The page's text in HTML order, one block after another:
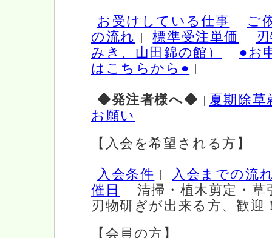
お受けしている仕事
ご
の流れ
標準受注単価
みき、山田錦の館）
●お
はこちらから●
◆発注者様へ◆
夏期除
お願い
【入会を希望される方】
入会条件
入会までの流
催日
清掃・植木剪定・草
刃物研ぎが出来る方、歓迎
【会員の方】